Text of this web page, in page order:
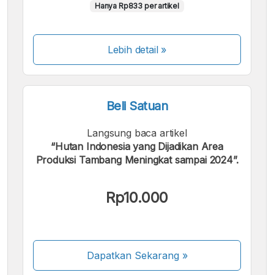
Hanya Rp833 per artikel
Lebih detail »
Beli Satuan
Langsung baca artikel
“Hutan Indonesia yang Dijadikan Area
Produksi Tambang Meningkat sampai 2024”.
Rp10.000
Dapatkan Sekarang»
Kami menerima pembayaran berikut: